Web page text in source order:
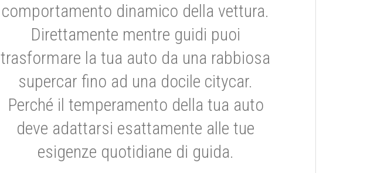
comportamento dinamico della vettura.
Direttamente mentre guidi puoi
trasformare la tua auto da una rabbiosa
supercar fino ad una docile citycar.
Perché il temperamento della tua auto
deve adattarsi esattamente alle tue
esigenze quotidiane di guida.